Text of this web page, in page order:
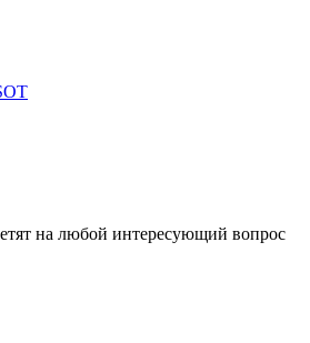
на любой интересующий вопрос